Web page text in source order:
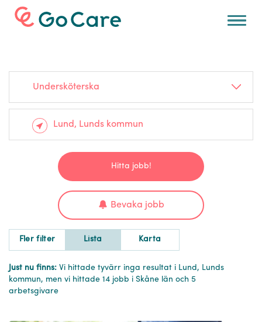
För arbetsgivare
Undersköterska
Hitta jobb!
Bevaka jobb
Fler filter Lista Karta
Just nu finns: Vi hittade tyvärr inga resultat i Lund, Lunds
kommun, men vi hittade 14 jobb i Skåne län och 5
arbetsgivare